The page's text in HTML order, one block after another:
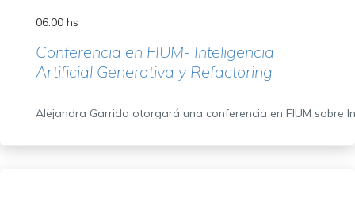
06:00 hs
Conferencia en FIUM- Inteligencia
Artificial Generativa y Refactoring
Alejandra Garrido otorgará una conferencia en FIUM sobre